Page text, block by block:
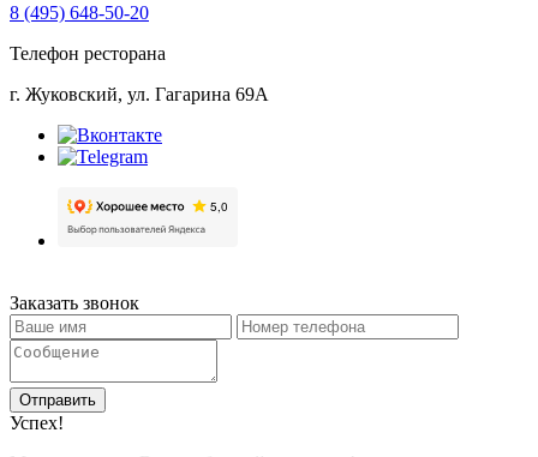
8 (495) 648-50-20
Телефон ресторана
г. Жуковский, ул. Гагарина 69А
Заказать звонок
Отправить
Успех!